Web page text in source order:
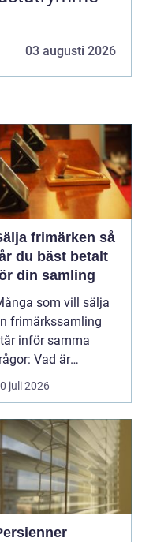
03 augusti 2026
frimärken så
du bäst betalt
din samling
som vill sälja
frimärkssamling
inför samma
Vad är
värd? Var
vänder m...
juli 2026